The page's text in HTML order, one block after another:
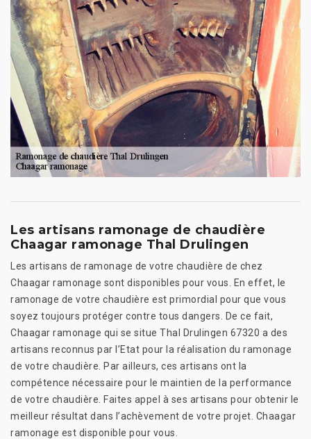
Les artisans ramonage de chaudière
Chaagar ramonage Thal Drulingen
Les artisans de ramonage de votre chaudière de chez
Chaagar ramonage sont disponibles pour vous. En effet, le
ramonage de votre chaudière est primordial pour que vous
soyez toujours protéger contre tous dangers. De ce fait,
Chaagar ramonage qui se situe Thal Drulingen 67320 a des
artisans reconnus par l’Etat pour la réalisation du ramonage
de votre chaudière. Par ailleurs, ces artisans ont la
compétence nécessaire pour le maintien de la performance
de votre chaudière. Faites appel à ses artisans pour obtenir le
meilleur résultat dans l’achèvement de votre projet. Chaagar
ramonage est disponible pour vous.